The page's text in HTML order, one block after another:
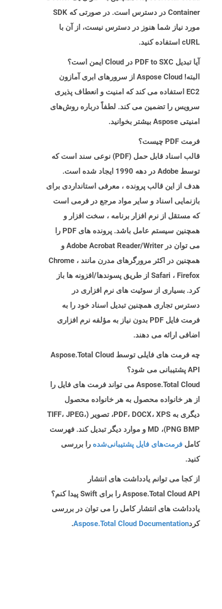
Container در دسترس است. در صورتی که SDK
مورد نیاز شما هنوز در دسترس نیست، از آن با
cURL استفاده کنید.
آیا تبدیل PDF to SXC در Cloud ایمن است؟
البته! Aspose Cloud از سرورهای ابری آمازون
EC2 استفاده می کند که امنیت و انعطاف پذیری
سرویس را تضمین می کند. لطفاً درباره روش‌های
امنیتی Aspose بیشتر بخوانید.
فرمت PDF چیست؟
قالب اسناد قابل حمل (PDF) نوعی سند است که
توسط Adobe در دهه 1990 ایجاد شده است.
هدف از این قالب پرونده ، معرفی استانداردی برای
بازنمایی اسناد و سایر مواد مرجع در فرمی است
که مستقل از نرم افزار برنامه ، سخت افزار و
همچنین سیستم عامل باشد. پرونده های PDF را
می توان در Adobe Acrobat Reader/Writer و
همچنین در اکثر مرورگرهای مدرن مانند Chrome ،
Safari ، Firefox از طریق پسوندها/افزونه ها باز
کرد. بسیاری از سوئیت های نرم افزاری در
دسترس تجاری همچنین تبدیل اسناد خود را به
فرمت فایل PDF بدون نیاز به مؤلفه نرم افزاری
اضافی ارائه می دهند.
چه فرمت های فایلی توسط Aspose.Total Cloud
API پشتیبانی می شود؟
Aspose.Total Cloud می تواند فرمت های فایل را
از هر خانواده محصول به هر خانواده محصول
دیگری به PDF، DOCX، XPS، تصویر (TIFF، JPEG،
PNG BMP)، MD و موارد دیگر تبدیل کند. فهرست
کامل فرمت‌های فایل پشتیبانی‌شده را بررسی
کنید.
از کجا می توانم یادداشت های انتشار
Aspose.Total Cloud API را برای Swift پیدا کنم؟
یادداشت های انتشار کامل را می توان در بررسی
کردAspose.Total Cloud Documentation
.